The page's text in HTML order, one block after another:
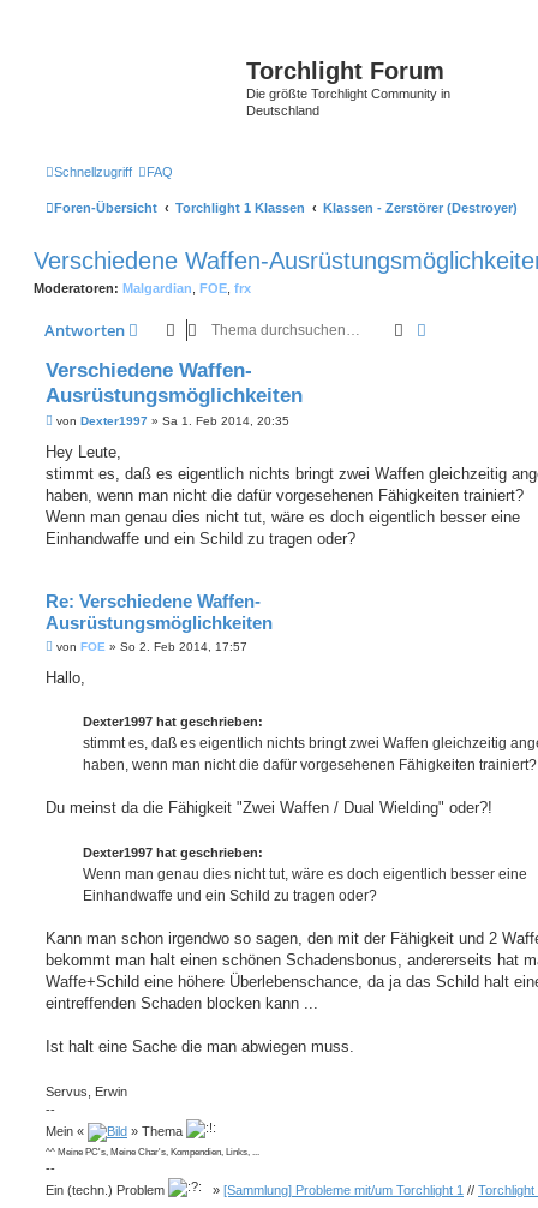
Torchlight Forum
Die größte Torchlight Community in
Deutschland
Schnellzugriff FAQ
Foren-Übersicht Torchlight 1 Klassen Klassen - Zerstörer (Destroyer)
Verschiedene Waffen-
Moderatoren: Malgardian FOE frx
Antworten Suche
Verschiedene Waffen-
Ausrüstungsmöglichkeiten
B
i
r
a
von Dexter1997 » Sa 1. Feb 2014, 20:35
Hey Leute,
stimmt es, daß es eigentlich nichts bringt zwei Waffen gleichzeitig
haben, wenn man nicht die dafür vorgesehenen Fähigkeiten trainiert?
Wenn man genau dies nicht tut, wäre es doch eigentlich besser eine
Einhandwaffe und ein Schild zu tragen oder?
Re: Verschiedene Waffen-
Ausrüstungsmöglichkeiten
B
i
von FOE » So 2. Feb 2014, 17:57
Hallo,
Dexter1997 hat geschrieben:
stimmt es, daß es eigentlich nichts bringt zwei Waffen gleichzeitig
haben, wenn man nicht die dafür vorgesehenen Fähigkeiten trainiert?
Du meinst da die Fähigkeit "Zwei Waffen / Dual Wielding" oder?!
Dexter1997 hat geschrieben:
Wenn man genau dies nicht tut, wäre es doch eigentlich besser eine
Einhandwaffe und ein Schild zu tragen oder?
Kann man schon irgendwo so sagen, den mit der Fähigkeit und 2
bekommt man halt einen schönen Schadensbonus, andererseits hat
Waffe+Schild eine höhere Überlebenschance, da ja das Schild halt
eintreffenden Schaden blocken kann ...
Ist halt eine Sache die man abwiegen muss.
Servus, Erwin
--
Mein «
» Thema
^^ Meine PC's, Meine Char's, Kompendien, Links, ...
--
Ein (techn.) Problem
» [Sammlung] Probleme mit/um Torchlight 1 // Torchlight